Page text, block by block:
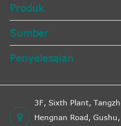
Produk
Sumber
Penyelesaian
3F, Sixth Plant,
Hengnan Road,